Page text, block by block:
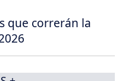
que correrán la